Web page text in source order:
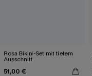
Rosa Bikini-Set mit tiefem
Ausschnitt
51,00 €